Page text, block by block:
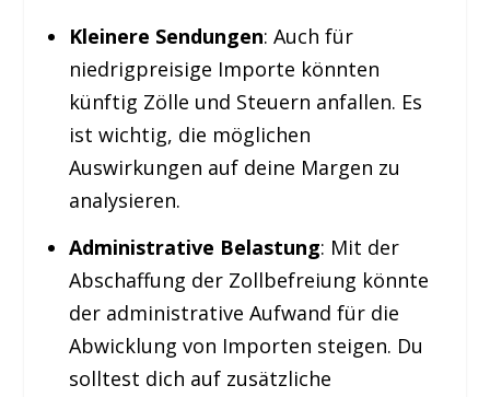
Kleinere Sendungen: Auch für
niedrigpreisige Importe könnten
künftig Zölle und Steuern anfallen. Es
ist wichtig, die möglichen
Auswirkungen auf deine Margen zu
analysieren.
Administrative Belastung: Mit der
Abschaffung der Zollbefreiung könnte
der administrative Aufwand für die
Abwicklung von Importen steigen. Du
solltest dich auf zusätzliche